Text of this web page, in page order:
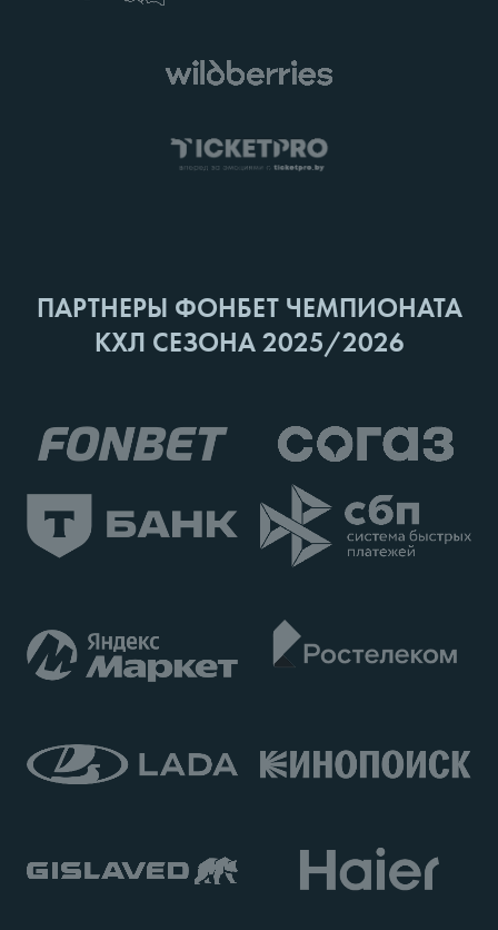
ПАРТНЕРЫ ФОНБЕТ ЧЕМПИОНАТА
КХЛ СЕЗОНА 2025/2026